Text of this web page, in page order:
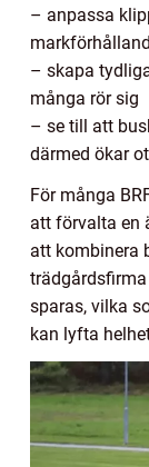
– anpassa
– skapa
många rör sig
– se till att
därmed ökar
För många
att förvalta en
att kombinera
sparas, vilka
kan lyfta